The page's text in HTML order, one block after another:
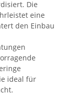
Die
eine
den Einbau
ideal für